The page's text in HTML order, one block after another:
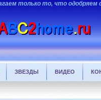
только то, что одобряем
ЗВЕЗДЫ ВИДЕО